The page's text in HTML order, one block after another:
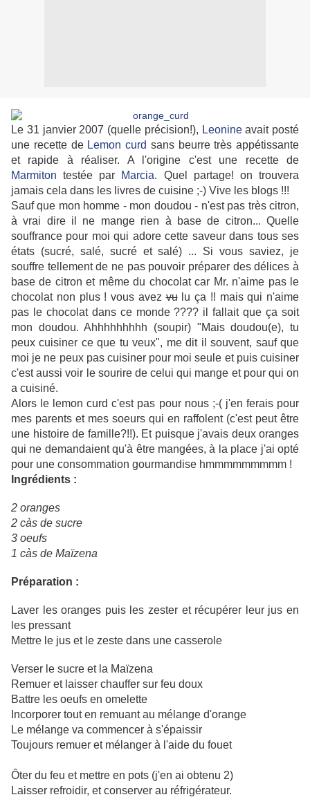
Le 31 janvier 2007 (quelle précision!), Leonineavait posté
une recette de Lemon curd sans beurre très appétissante
et rapide à réaliser. A l'origine c'est une recette de
Marmiton testée par Marcia. Quel partage! on trouvera
jamais cela dans les livres de cuisine ;-) Vive les blogs !!!
Sauf que mon homme - mon doudou - n'est pas très citron,
à vrai dire il ne mange rien à base de citron... Quelle
souffrance pour moi qui adore cette saveur dans tous ses
états (sucré, salé, sucré et salé) ... Si vous saviez, je
souffre tellement de ne pas pouvoir préparer des délices à
base de citron et même du chocolat car Mr. n'aime pas le
chocolat non plus ! vous avezvulu ça !! mais qui n'aime
pas le chocolat dans ce monde ???? il fallait que ça soit
mon doudou. Ahhhhhhhhh (soupir) "Mais doudou(e), tu
peux cuisiner ce que tu veux", me dit il souvent, sauf que
moi je ne peux pas cuisiner pour moi seule et puis cuisiner
c'est aussi voir le sourire de celui qui mange et pour qui on
a cuisiné.
Alors le lemon curd c'est pas pour nous ;-( j'en ferais pour
mes parents et mes soeurs qui en raffolent (c'est peut être
une histoire de famille?!!). Et puisque j'avais deux oranges
qui ne demandaient qu'à être mangées, à la place j'ai opté
pour une consommation gourmandise hmmmmmmmmm !
Ingrédients :
2 oranges
2 càs de sucre
3 oeufs
1 càs de Maïzena
Préparation :
Laver les oranges puis les zester et récupérer leur jus en
les pressant
Mettre le jus et le zeste dans une casserole
Verser le sucre et la Maïzena
Remuer et laisser chauffer sur feu doux
Battre les oeufs en omelette
Incorporer tout en remuant au mélange d'orange
Le mélange va commencer à s'épaissir
Toujours remuer et mélanger à l'aide du fouet
Ôter du feu et mettre en pots (j'en ai obtenu 2)
Laisser refroidir, et conserver au réfrigérateur.